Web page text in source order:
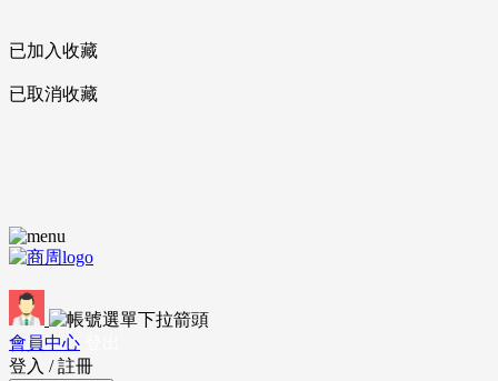
已加入收藏
已取消收藏
會員中心
登入 / 註冊